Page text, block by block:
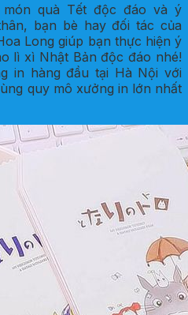
quà Tết độc đáo và ý
bạn bè hay đối tác của
Long giúp bạn thực hiện ý
lì xì Nhật Bản độc đáo nhé!
in hàng đầu tại Hà Nội với
quy mô xưởng in lớn nhất